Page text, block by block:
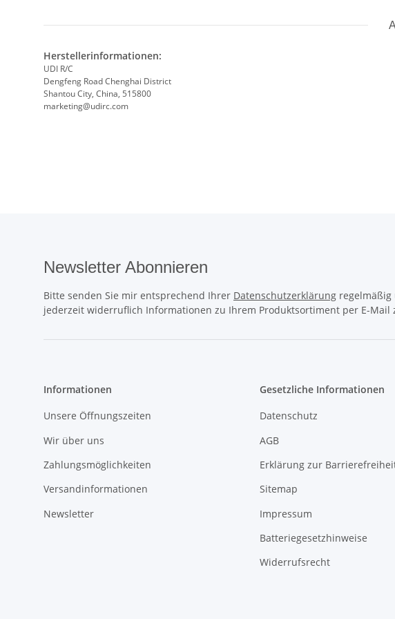
Herstellerinformationen:
UDI R/C
Dengfeng Road Chenghai District
Shantou City, China, 515800
marketing@udirc.com
Newsletter Abonnieren
Bitte senden Sie mir entsprechend Ihrer Datenschutzerklärung regelmäßig
jederzeit widerruflich Informationen zu Ihrem Produktsortiment per E-Mail
Informationen
Unsere Öffnungszeiten
Wir über uns
Zahlungsmöglichkeiten
Versandinformationen
Newsletter
Gesetzliche Informationen
Datenschutz
AGB
Erklärung zur
Sitemap
Impressum
Batteriegesetzhinweise
Widerrufsrecht